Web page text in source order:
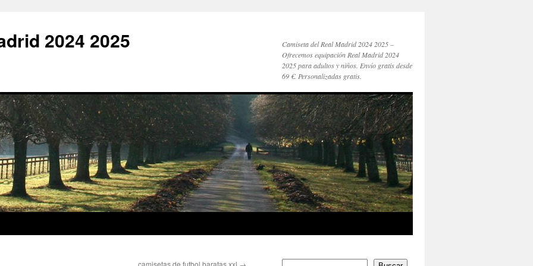
2024 2025
Camiseta del Real Madrid 2024 2025 –
Ofrecemos equipación Real Madrid 2024
2025 para adultos y niños. Envío gratis desde
69 €. Personalizadas gratis.
camisetas de futbol baratas xxl →